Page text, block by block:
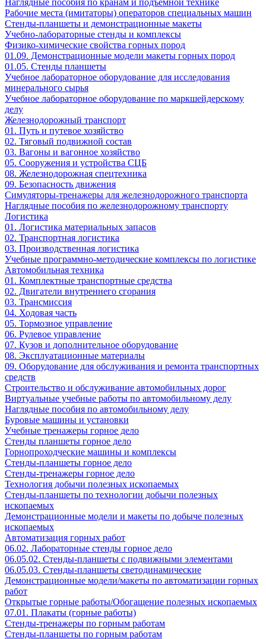
Наглядные пособия по кранам и подъемной технике
Рабочие места (имитаторы) операторов специальных машин
Стенды-планшеты и демонстрационные макеты
Учебно-лабораторные стенды и комплексы
Физико-химические свойства горных пород
01.09. Демонстрационные модели макеты горных пород
01.05. Стенды планшеты
Учебное лабораторное оборудование для исследования
минерального сырья
Учебное лабораторное оборудование по маркшейдерскому
делу
Железнодорожный транспорт
01. Путь и путевое хозяйство
02. Тяговый подвижной состав
03. Вагоны и вагонное хозяйство
05. Сооружения и устройства СЦБ
08. Железнодорожная спецтехника
09. Безопасность движения
Симуляторы-тренажеры для железнодорожного транспорта
Наглядные пособия по железнодорожному транспорту
Логистика
01. Логистика материальных запасов
02. Транспортная логистика
03. Производственная логистика
Учебные программно-методические комплексы по логистике
Автомобильная техника
01. Комплектные транспортные средства
02. Двигатели внутреннего сгорания
03. Трансмиссия
04. Ходовая часть
05. Тормозное управление
06. Рулевое управление
07. Кузов и дополнительное оборудование
08. Эксплуатационные материалы
09. Оборудование для обслуживания и ремонта транспортных
средств
Строительство и обслуживание автомобильных дорог
Виртуальные учебные работы по автомобильному делу
Наглядные пособия по автомобильному делу
Буровые машины и установки
Учебные тренажеры горное дело
Стенды планшеты горное дело
Горнопроходческие машины и комплексы
Стенды-планшеты горное дело
Стенды-тренажеры горное дело
Технология добычи полезных ископаемых
Стенды-планшеты по технологии добычи полезных
ископаемых
Демонстрационные модели и макеты по добыче полезных
ископаемых
Автоматизация горных работ
06.02. Лабораторные стенды горное дело
06.05.02. Стенды-планшеты с подвижными элементами
06.05.03. Стенды-планшеты светодинамические
Демонстрационные модели/макеты по автоматизации горных
работ
Открытые горные работы/Обогащение полезных ископаемых
07.01. Плакаты (горные работы)
Стенды-тренажеры по горным работам
Стенды-планшеты по горным работам